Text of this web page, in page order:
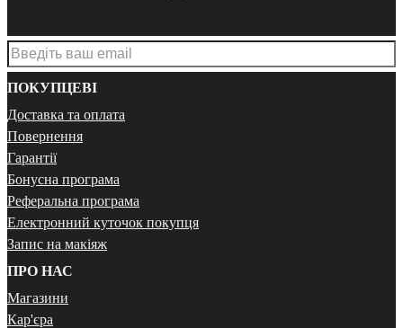
ПОКУПЦЕВІ
Доставка та оплата
Повернення
Гарантії
Бонусна програма
Реферальна програма
Електронний куточок покупця
Запис на макіяж
ПРО НАС
Магазини
Кар'єра